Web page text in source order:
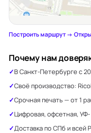
Построить маршрут →·
Почему нам
В Санкт-Петербурге с
Своё производство:
Срочная печать — от 1
Цифровая, офсетная, УФ-
Доставка по СПб и всей